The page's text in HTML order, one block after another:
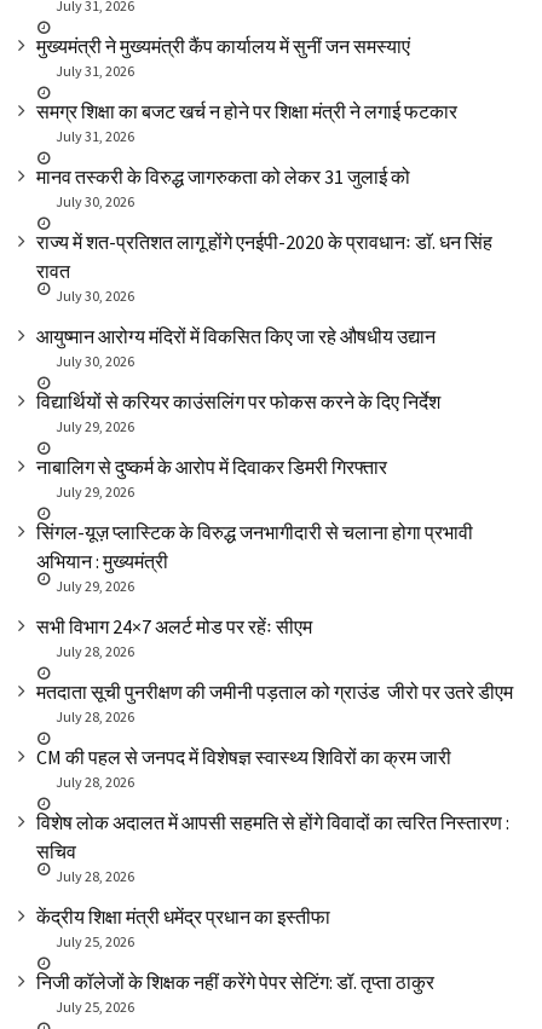
July 31, 2026
मुख्यमंत्री ने मुख्यमंत्री कैंप कार्यालय में सुनीं जन समस्याएं
July 31, 2026
समग्र शिक्षा का बजट खर्च न होने पर शिक्षा मंत्री ने लगाई फटकार
July 31, 2026
मानव तस्करी के विरुद्ध जागरुकता को लेकर 31 जुलाई को
July 30, 2026
राज्य में शत-प्रतिशत लागू होंगे एनईपी-2020 के प्रावधानः डाॅ. धन सिंह
रावत
July 30, 2026
आयुष्मान आरोग्य मंदिरों में विकसित किए जा रहे औषधीय उद्यान
July 30, 2026
विद्यार्थियों से करियर काउंसलिंग पर फोकस करने के दिए निर्देश
July 29, 2026
नाबालिग से दुष्कर्म के आरोप में दिवाकर डिमरी गिरफ्तार
July 29, 2026
सिंगल-यूज़ प्लास्टिक के विरुद्ध जनभागीदारी से चलाना होगा प्रभावी
अभियान : मुख्यमंत्री
July 29, 2026
सभी विभाग 24×7 अलर्ट मोड पर रहेंः सीएम
July 28, 2026
मतदाता सूची पुनरीक्षण की जमीनी पड़ताल को ग्राउंड जीरो पर उतरे डीएम
July 28, 2026
CM की पहल से जनपद में विशेषज्ञ स्वास्थ्य शिविरों का क्रम जारी
July 28, 2026
विशेष लोक अदालत में आपसी सहमति से होंगे विवादों का त्वरित निस्तारण :
सचिव
July 28, 2026
केंद्रीय शिक्षा मंत्री धमेंद्र प्रधान का इस्तीफा
July 25, 2026
निजी कॉलेजों के शिक्षक नहीं करेंगे पेपर सेटिंग: डॉ. तृप्ता ठाकुर
July 25, 2026